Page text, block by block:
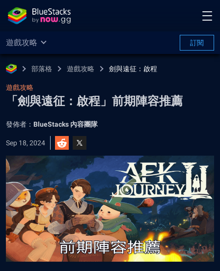
遊戲攻略 訂閱
部落格 遊戲攻略 劍與遠征：啟程
遊戲攻略
「劍與遠征：啟程」前期陣容推薦
發佈者： BlueStacks 內容團隊
Sep 18, 2024